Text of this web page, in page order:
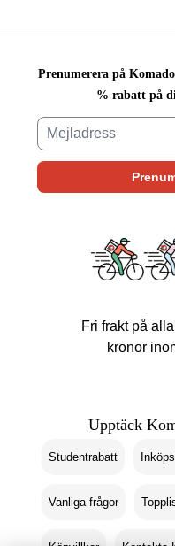
Prenumerera på
% rabatt på
Fri frakt på
kronor
Upptäck
Studentrabatt
Vanliga frågor
Köpvillkor Kontakta